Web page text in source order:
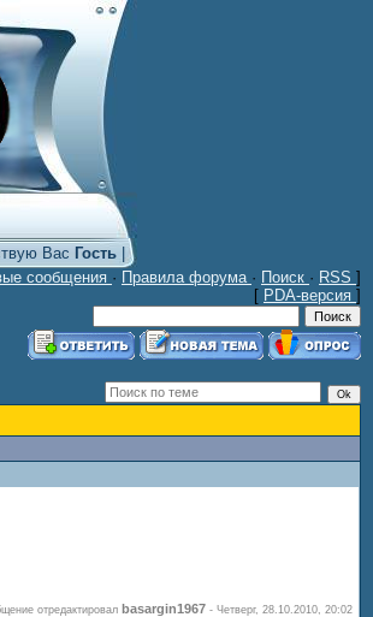
Вас Гость|
сообщения · Правила форума · Поиск · RSS ]
[ PDA-версия ]
отредактировал basargin1967 - Четверг, 28.10.2010, 20:02